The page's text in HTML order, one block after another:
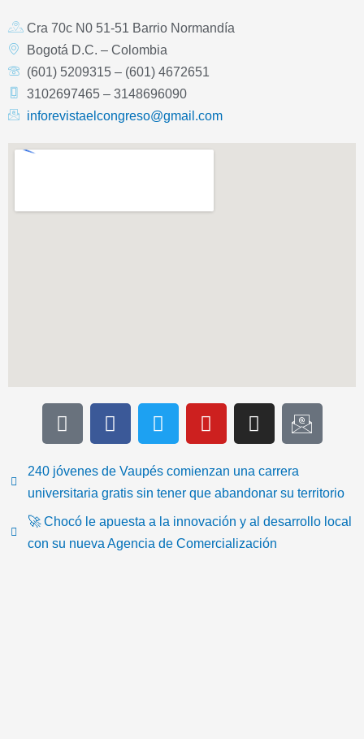
Cra 70c N0 51-51 Barrio Normandía
Bogotá D.C. – Colombia
(601) 5209315 – (601) 4672651
3102697465 – 3148696090
inforevistaelcongreso@gmail.com
T
i
t
o
k
F
a
e
b
o
o
k
T
w
t
t
e
Y
o
t
u
b
I
n
t
a
g
a
I
c
-
e
240 jóvenes de Vaupés comienzan una carrera
universitaria gratis sin tener que abandonar su territorio
🚀 Chocó le apuesta a la innovación y al desarrollo local
con su nueva Agencia de Comercialización